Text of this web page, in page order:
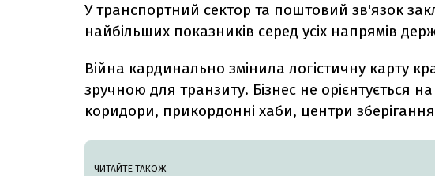
У транспортний сектор та поштовий зв'язок
найбільших показників серед усіх напрямів
Війна кардинально змінила логістичну карту
зручною для транзиту. Бізнес не орієнтується
коридори, прикордонні хаби, центри
ЧИТАЙТЕ ТАКОЖ